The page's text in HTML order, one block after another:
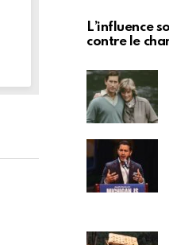
L’influence
contre le